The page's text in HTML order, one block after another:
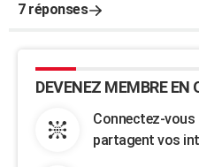
7 réponses
DEVENEZ MEMBRE EN
Connectez-vous
partagent vos